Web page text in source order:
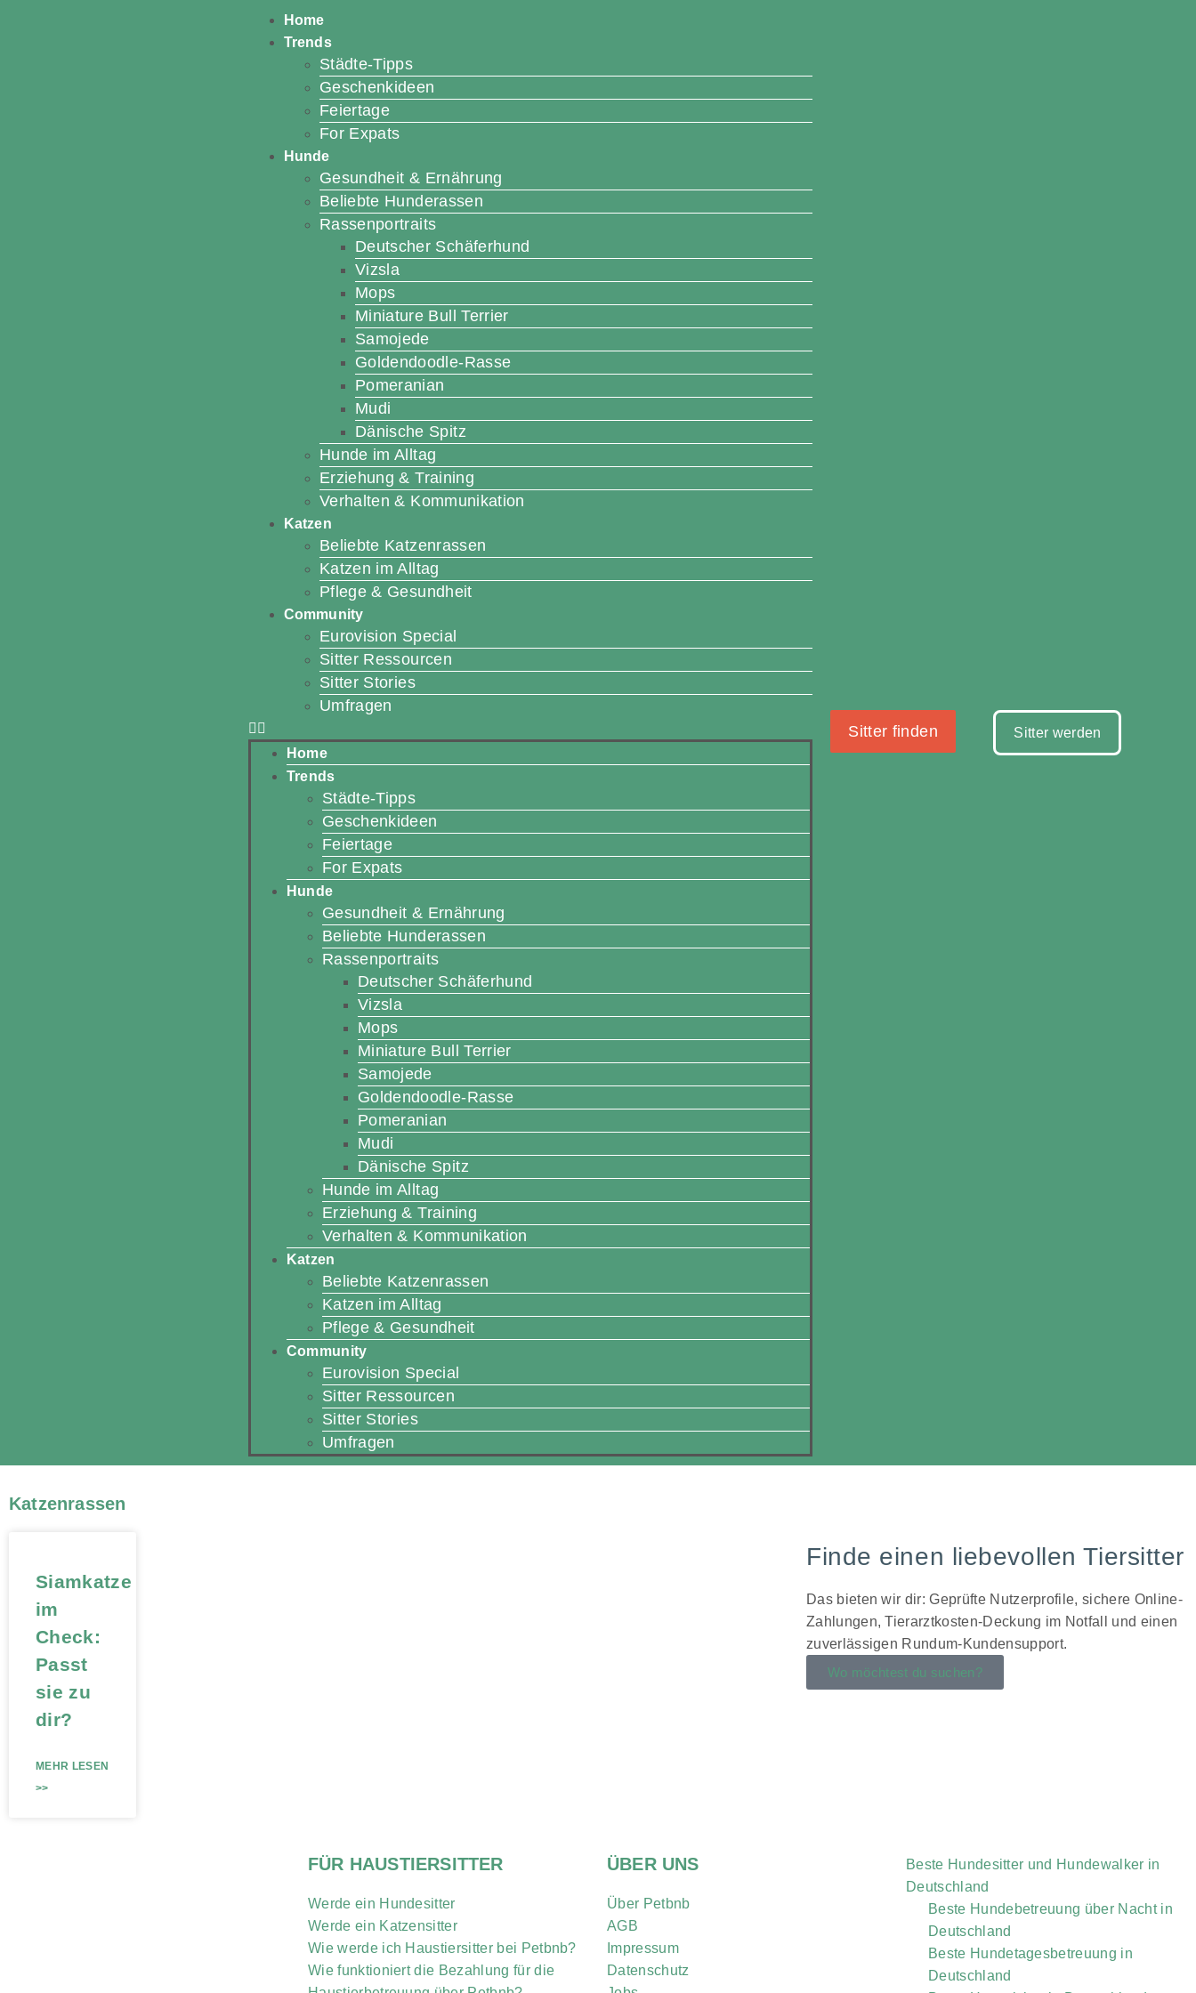
Home
Trends
Städte-Tipps
Geschenkideen
Feiertage
For Expats
Hunde
Gesundheit & Ernährung
Beliebte Hunderassen
Rassenportraits
Deutscher Schäferhund
Vizsla
Mops
Miniature Bull Terrier
Samojede
Goldendoodle-Rasse
Pomeranian
Mudi
Dänische Spitz
Hunde im Alltag
Erziehung & Training
Verhalten & Kommunikation
Katzen
Beliebte Katzenrassen
Katzen im Alltag
Pflege & Gesundheit
Community
Eurovision Special
Sitter Ressourcen
Sitter Stories
Umfragen
Home
Trends
Städte-Tipps
Geschenkideen
Feiertage
For Expats
Hunde
Gesundheit & Ernährung
Beliebte Hunderassen
Rassenportraits
Deutscher Schäferhund
Vizsla
Mops
Miniature Bull Terrier
Samojede
Goldendoodle-Rasse
Pomeranian
Mudi
Dänische Spitz
Hunde im Alltag
Erziehung & Training
Verhalten & Kommunikation
Katzen
Beliebte Katzenrassen
Katzen im Alltag
Pflege & Gesundheit
Community
Eurovision Special
Sitter Ressourcen
Sitter Stories
Umfragen
Sitter finden Sitter werden
Katzenrassen
Siamkatze
im
Check:
Passt
sie zu
dir?
MEHR LESEN
>>
Finde einen liebevollen Tiersitter
Das bieten wir dir: Geprüfte Nutzerprofile, sichere Online-
Zahlungen, Tierarztkosten-Deckung im Notfall und einen
zuverlässigen Rundum-Kundensupport.
Wo möchtest du suchen?
FÜR HAUSTIERSITTER
Werde ein Hundesitter
Werde ein Katzensitter
Wie werde ich Haustiersitter bei Petbnb?
Wie funktioniert die Bezahlung für die
ÜBER UNS
Über Petbnb
AGB
Impressum
Datenschutz
Beste Hundesitter und Hundewalker in
Deutschland
Beste Hundebetreuung über Nacht in
Deutschland
Beste Hundetagesbetreuung in
Deutschland